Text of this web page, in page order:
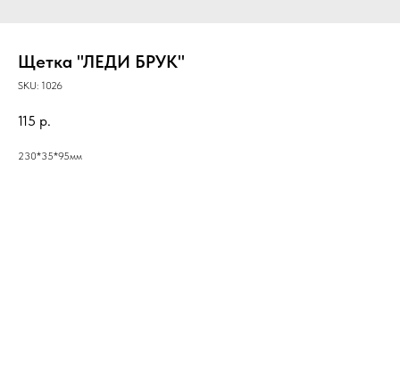
Щетка "ЛЕДИ БРУК"
SKU: 1026
115 р.
230*35*95мм